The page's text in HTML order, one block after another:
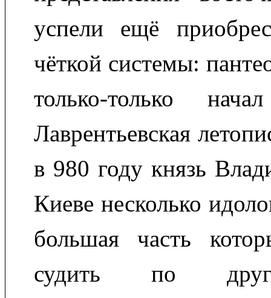
успели ещё
чёткой системы:
только-только
Лаврентьевская
в 980 году князь
Киеве несколько
большая часть
судить по